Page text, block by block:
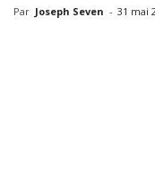
Par Joseph Seven - 31 mai